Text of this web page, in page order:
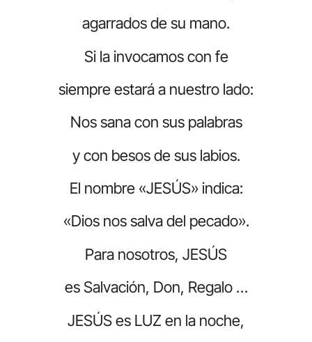
agarrados de su mano.
Si la invocamos con fe
siempre estará a nuestro lado:
Nos sana con sus palabras
y con besos de sus labios.
El nombre «JESÚS» indica:
«Dios nos salva del pecado».
Para nosotros, JESÚS
es Salvación, Don, Regalo …
JESÚS es LUZ en la noche,